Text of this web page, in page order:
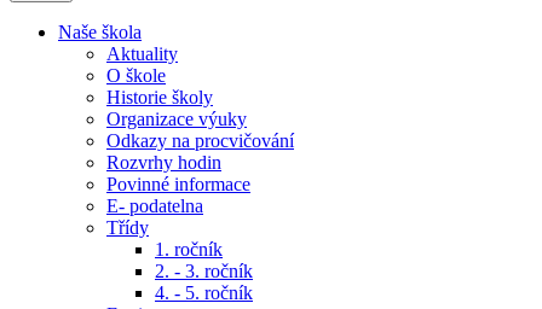
Naše škola
Aktuality
O škole
Historie školy
Organizace výuky
Odkazy na procvičování
Rozvrhy hodin
Povinné informace
E- podatelna
Třídy
1. ročník
2. - 3. ročník
4. - 5. ročník